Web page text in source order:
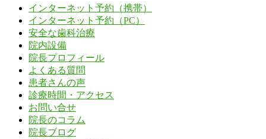
インターネット予約（携帯）
インターネット予約（PC）
安全な歯科治療
院内設備
院長プロフィール
よくある質問
患者さんの声
診療時間・アクセス
お問い合せ
院長のコラム
院長ブログ